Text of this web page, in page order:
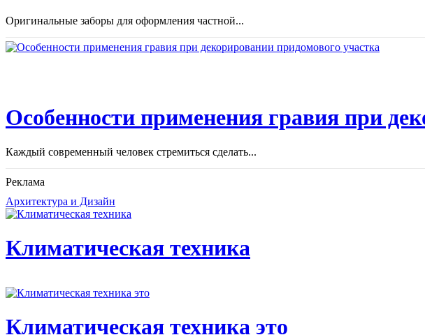
Оригинальные заборы для оформления частной...
Особенности применения гравия при
Каждый современный человек стремиться сделать...
Реклама
Архитектура и Дизайн
Климатическая техника
Климатическая техника это